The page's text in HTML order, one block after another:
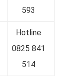
593
Hotline
0825 841
514